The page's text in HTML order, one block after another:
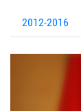
2012-2016